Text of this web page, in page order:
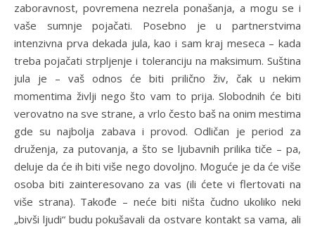
zaboravnost, povremena nezrela ponašanja, a mogu se i
vaše sumnje pojačati. Posebno je u partnerstvima
intenzivna prva dekada jula, kao i sam kraj meseca – kada
treba pojačati strpljenje i toleranciju na maksimum. Suština
jula je – vaš odnos će biti prilično živ, čak u nekim
momentima življi nego što vam to prija. Slobodnih će biti
verovatno na sve strane, a vrlo često baš na onim mestima
gde su najbolja zabava i provod. Odličan je period za
druženja, za putovanja, a što se ljubavnih prilika tiče – pa,
deluje da će ih biti više nego dovoljno. Moguće je da će više
osoba biti zainteresovano za vas (ili ćete vi flertovati na
više strana). Takođe – neće biti ništa čudno ukoliko neki
„bivši ljudi“ budu pokušavali da ostvare kontakt sa vama, ali